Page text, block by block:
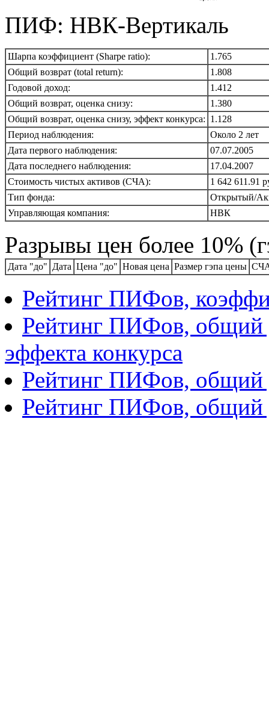
ПИФ: НВК-Вертикаль
Шарпа коэффициент (Sharpe ratio):
1.765
Общий возврат (total return):
1.808
Годовой доход:
1.412
Общий возврат, оценка снизу:
1.380
Общий возврат, оценка снизу, эффект конкурса: 1.128
Период наблюдения:
Около 2 лет
Дата первого наблюдения:
07.07.2005
Дата последнего наблюдения:
17.04.2007
Стоимость чистых активов (СЧА):
1 642 611.91
Тип фонда:
Открытый/
Управляющая компания:
НВК
Разрывы цен более 10%
Дата "до" Дата Цена "до" Новая цена Размер гэпа цены
Рейтинг ПИФов,
Рейтинг ПИФов, общий
эффекта конкурса
Рейтинг ПИФов, общий
Рейтинг ПИФов, общий